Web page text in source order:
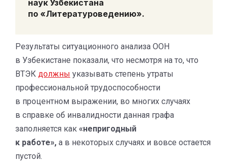
наук Узбекистана
по «Литературоведению».
Результаты ситуационного анализа ООН
в Узбекистане показали, что несмотря на то, что
ВТЭК должны указывать степень утраты
профессиональной трудоспособности
в процентном выражении, во многих случаях
в справке об инвалидности данная графа
заполняется как «непригодный
к работе», а в некоторых случаях и вовсе остается
пустой.